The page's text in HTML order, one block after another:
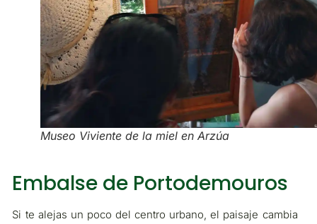
Museo Viviente de la miel en Arzúa
Embalse de Portodemouros
Si te alejas un poco del centro urbano, el paisaje cambia